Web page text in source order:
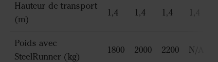
Hauteur de transport
(m)
1,4 1,4 1,4 1,4
Poids avec
SteelRunner (kg)
1800 2000 2200 N/A